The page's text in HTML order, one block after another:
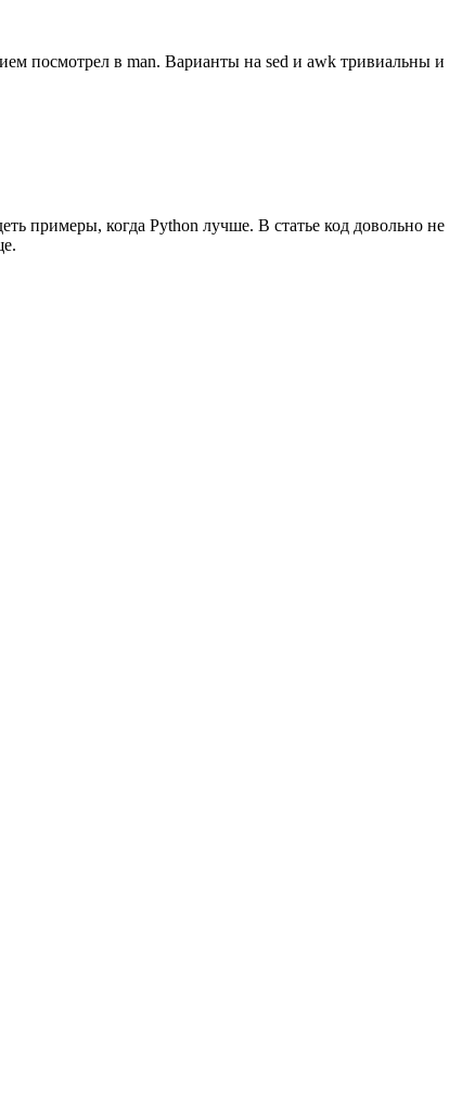
посмотрел в man. Варианты на sed и awk тривиальны и
примеры, когда Python лучше. В статье код довольно не